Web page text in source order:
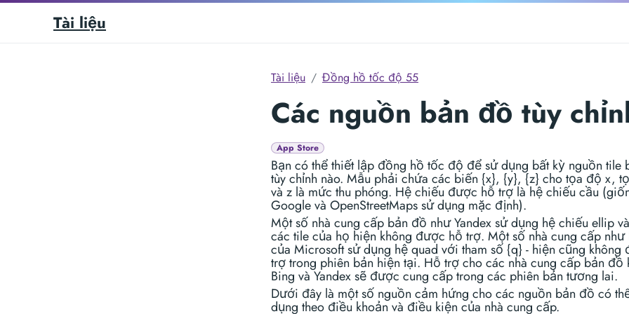
Tài liệu
Tài liệu Đồng hồ tốc độ 55
Các nguồn bản đồ tùy
App Store
Bạn có thể thiết lập đồng hồ tốc độ để sử dụng bất kỳ nguồn tile
tùy chỉnh nào. Mẫu phải chứa các biến {x}, {y}, {z} cho tọa độ x,
và z là mức thu phóng. Hệ chiếu được hỗ trợ là hệ chiếu cầu
Google và OpenStreetMaps sử dụng mặc định).
Một số nhà cung cấp bản đồ như Yandex sử dụng hệ chiếu ellip
các tile của họ hiện không được hỗ trợ. Một số nhà cung cấp như
của Microsoft sử dụng hệ quad với tham số {q} - hiện cũng không
trợ trong phiên bản hiện tại. Hỗ trợ cho các nhà cung cấp bản đồ
Bing và Yandex sẽ được cung cấp trong các phiên bản tương lai.
Dưới đây là một số nguồn cảm hứng cho các nguồn bản đồ có
dụng theo điều khoản và điều kiện của nhà cung cấp.